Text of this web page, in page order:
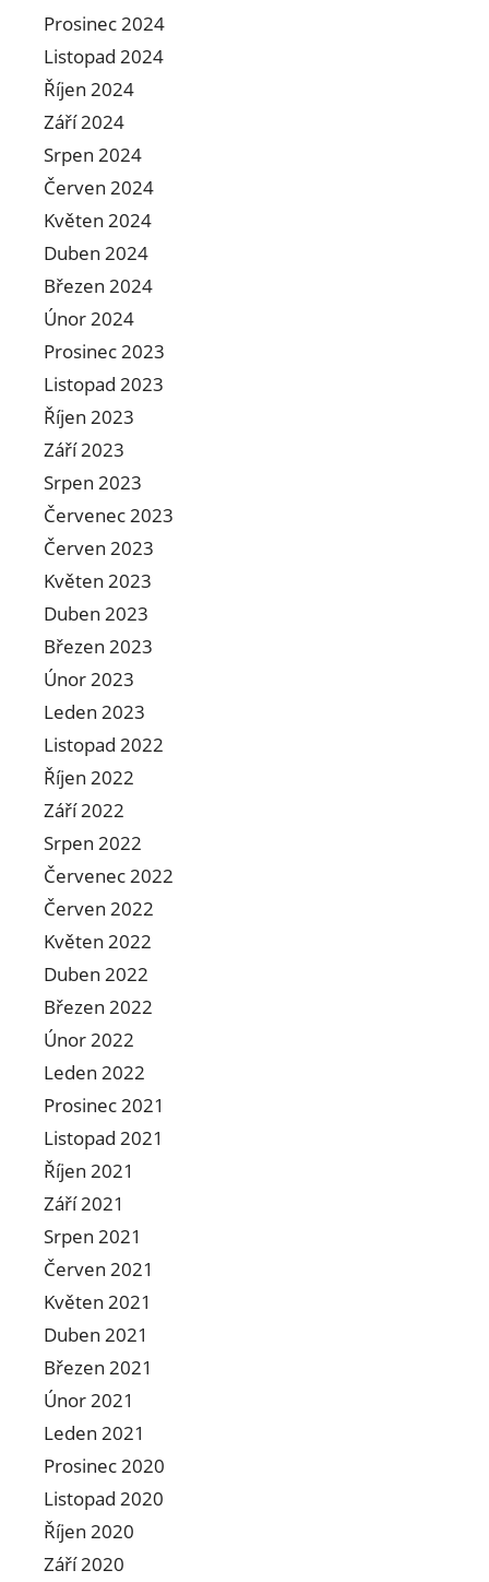
Prosinec 2024
Listopad 2024
Říjen 2024
Září 2024
Srpen 2024
Červen 2024
Květen 2024
Duben 2024
Březen 2024
Únor 2024
Prosinec 2023
Listopad 2023
Říjen 2023
Září 2023
Srpen 2023
Červenec 2023
Červen 2023
Květen 2023
Duben 2023
Březen 2023
Únor 2023
Leden 2023
Listopad 2022
Říjen 2022
Září 2022
Srpen 2022
Červenec 2022
Červen 2022
Květen 2022
Duben 2022
Březen 2022
Únor 2022
Leden 2022
Prosinec 2021
Listopad 2021
Říjen 2021
Září 2021
Srpen 2021
Červen 2021
Květen 2021
Duben 2021
Březen 2021
Únor 2021
Leden 2021
Prosinec 2020
Listopad 2020
Říjen 2020
Září 2020